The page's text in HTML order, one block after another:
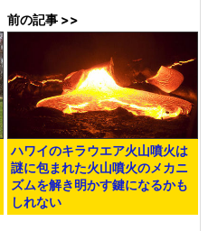
前の記事 >>
ハワイのキラウエア火山噴火は
謎に包まれた火山噴火のメカニ
ズムを解き明かす鍵になるかも
しれない